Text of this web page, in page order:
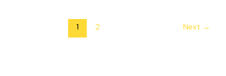
1 2 Next →